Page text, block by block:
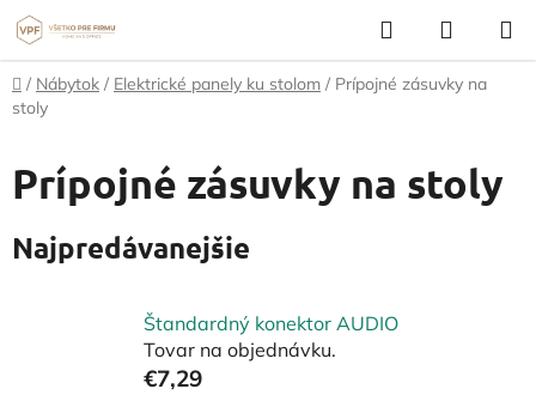
Prejsť
na
obsah
Hľadať
KOŠÍK
Domov
/ Nábytok / Elektrické panely ku stolom / Prípojné zásuvky na
stoly
Prípojné zásuvky na stoly
Najpredávanejšie
Štandardný konektor AUDIO
Tovar na objednávku.
€7,29